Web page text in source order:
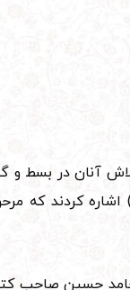
آنان در بسط
سرزمین مرحوم غفران مآب آیت الله
حسین صاحب